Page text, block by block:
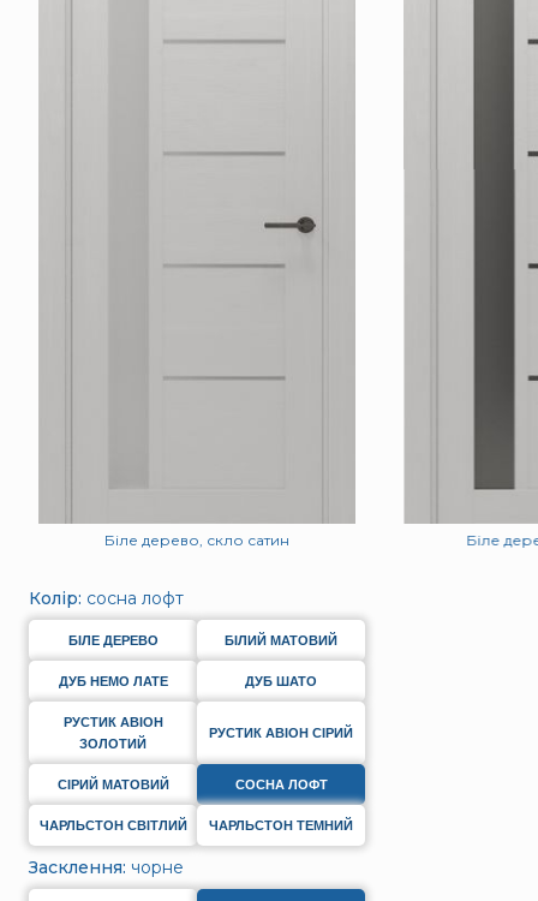
Біле дерево, скло сатин Біле
Колір: сосна лофт
БІЛЕ ДЕРЕВО БІЛИЙ МАТОВИЙ
ДУБ НЕМО ЛАТЕ ДУБ ШАТО
РУСТИК АВІОН
ЗОЛОТИЙ
РУСТИК АВІОН СІРИЙ
СІРИЙ МАТОВИЙ СОСНА ЛОФТ
ЧАРЛЬСТОН СВІТЛИЙ ЧАРЛЬСТОН ТЕМНИЙ
Засклення: чорне